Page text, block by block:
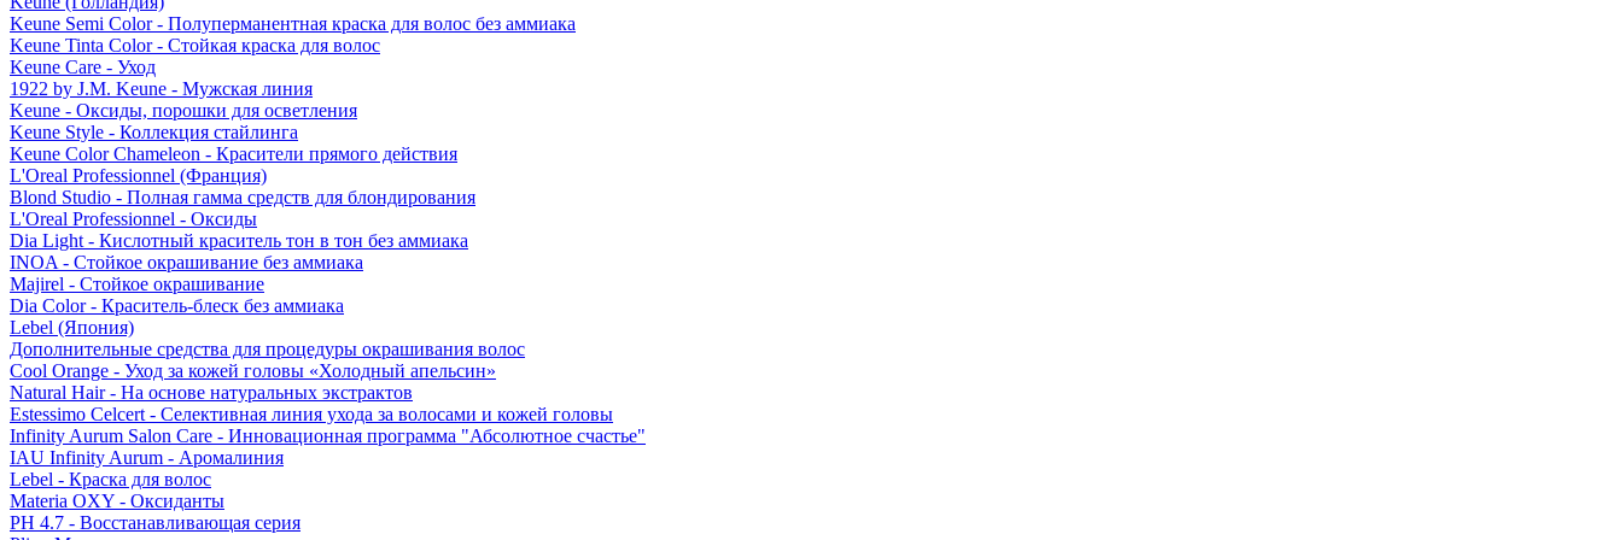
Keune Semi Color - Полуперманентная краска для волос без аммиака
Keune Tinta Color - Стойкая краска для волос
Keune Care - Уход
1922 by J.M. Keune - Мужская линия
Keune - Оксиды, порошки для осветления
Keune Style - Коллекция стайлинга
Keune Color Chameleon - Красители прямого действия
L'Oreal Professionnel (Франция)
Blond Studio - Полная гамма средств для блондирования
L'Oreal Professionnel - Оксиды
Dia Light - Кислотный краситель тон в тон без аммиака
INOA - Стойкое окрашивание без аммиака
Majirel - Стойкое окрашивание
Dia Color - Краситель-блеск без аммиака
Lebel (Япония)
Дополнительные средства для процедуры окрашивания волос
Cool Orange - Уход за кожей головы «Холодный апельсин»
Natural Hair - На основе натуральных экстрактов
Estessimo Celcert - Селективная линия ухода за волосами и кожей головы
Infinity Aurum Salon Care - Инновационная программа "Абсолютное счастье"
IAU Infinity Aurum - Аромалиния
Lebel - Краска для волос
Materia OXY - Оксиданты
PH 4.7 - Восстанавливающая серия